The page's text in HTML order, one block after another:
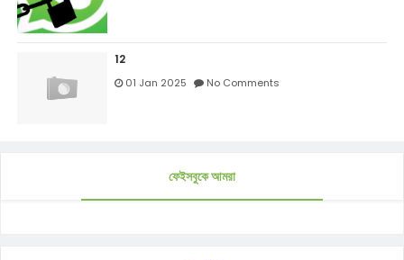
12
01 Jan 2025 No Comments
ফেইসবুকে আমরা